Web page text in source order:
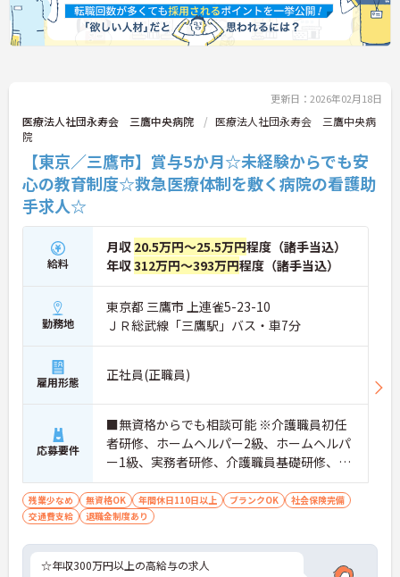
更新日：2026年02月18日
医療法人社団永寿会 三鷹中央病院
医療法人社団永寿会 三鷹中央病
院
【東京／三鷹市】賞与5か月☆未経験からでも安
心の教育制度☆救急医療体制を敷く病院の看護助
手求人☆
給料
月収 20.5万円～25.5万円程度（諸手当込）
年収312万円～393万円程度（諸手当込）
勤務地
東京都 三鷹市 上連雀5-23-10
ＪＲ総武線「三鷹駅」バス・車7分
雇用形態 正社員(正職員)
応募要件
■無資格からでも相談可能 ※介護職員初任
者研修、ホームヘルパー2級、ホームヘルパ
ー1級、実務者研修、介護職員基礎研修、介
護福祉士をお持ちの方歓迎
残業少なめ 無資格OK 年間休日110日以上 ブランクOK
社会保険完備
交通費支給
退職金制度あり
☆年収300万円以上の高給与の求人